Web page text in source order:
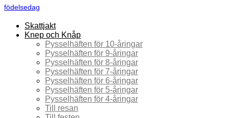
födelsedag
Skattjakt
Knep och Knåp
Pysselhäften för 10-åringar
Pysselhäften för 9-åringar
Pysselhäften för 8-åringar
Pysselhäften för 7-åringar
Pysselhäften för 6-åringar
Pysselhäften för 5-åringar
Pysselhäften för 4-åringar
Till resan